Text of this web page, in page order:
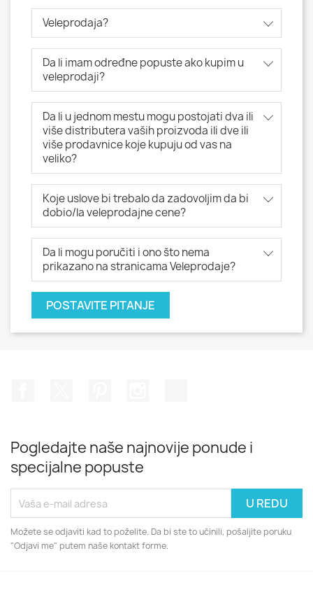
Veleprodaja?
Da li imam određne popuste ako kupim u
veleprodaji?
Da li u jednom mestu mogu postojati dva ili
više distributera vaših proizvoda ili dve ili
više prodavnice koje kupuju od vas na
veliko?
Koje uslove bi trebalo da zadovoljim da bi
dobio/la veleprodajne cene?
Da li mogu poručiti i ono što nema
prikazano na stranicama Veleprodaje?
POSTAVITE PITANJE
Pogledajte naše najnovije ponude i
specijalne popuste
Možete se odjaviti kad to poželite. Da bi ste to učinili, pošaljite poruku
"Odjavi me" putem naše kontakt forme.